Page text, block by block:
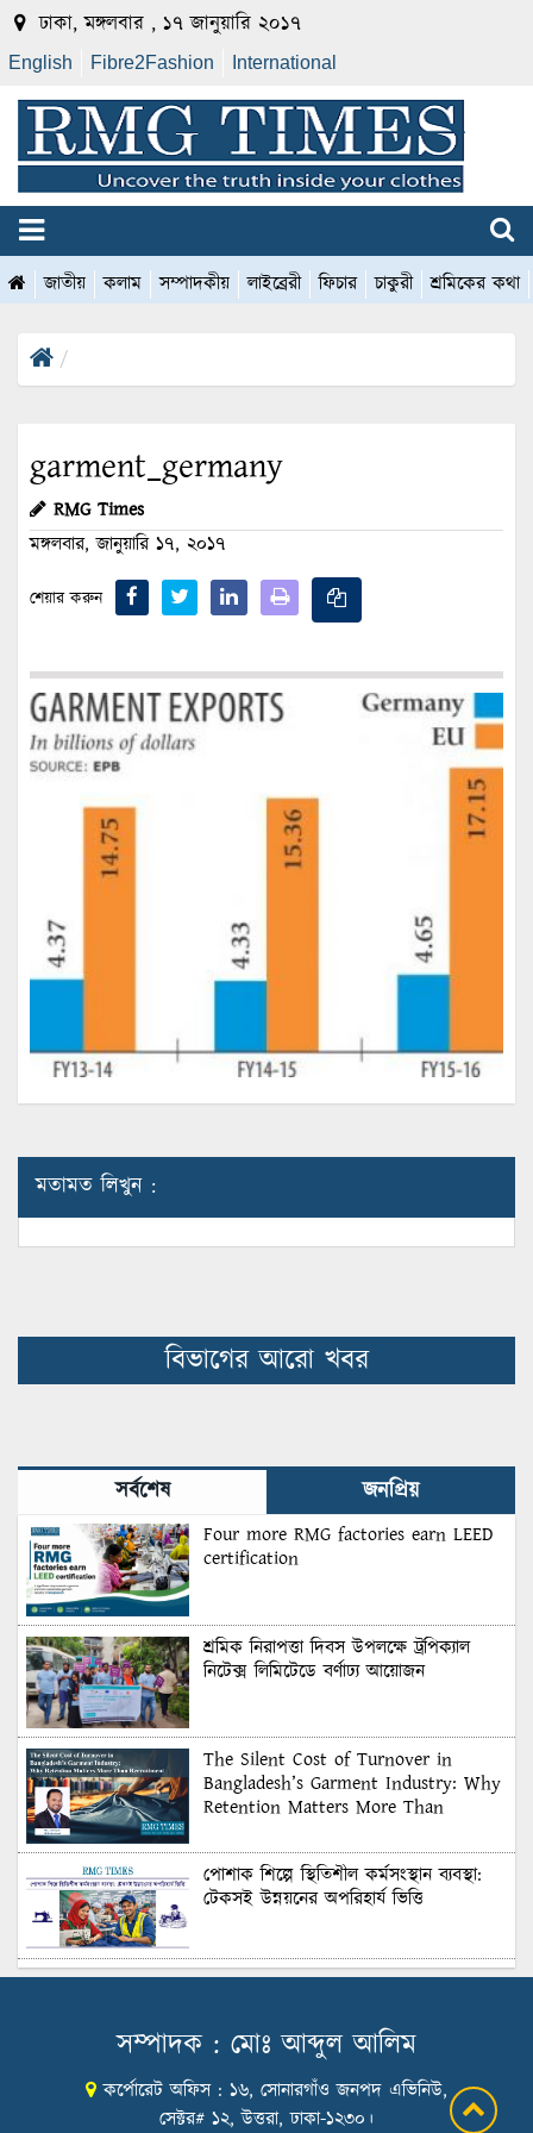
ঢাকা, মঙ্গলবার , ১৭ জানুয়ারি ২০১৭
English Fibre2Fashion International
জাতীয় কলাম সম্পাদকীয় লাইব্রেরী ফিচার চাকুরী শ্রমিকের কথা
garment_germany
RMG Times
মঙ্গলবার, জানুয়ারি ১৭, ২০১৭
শেয়ার করুন
মতামত লিখুন :
বিভাগের আরো খবর
সর্বশেষ জনপ্রিয়
Four more RMG factories earn LEED
certification
শ্রমিক নিরাপত্তা দিবস উপলক্ষে ট্রপিক্যাল
নিটেক্স লিমিটেডে বর্ণাঢ্য আয়োজন
The Silent Cost of Turnover in
Bangladesh’s Garment Industry: Why
Retention Matters More Than
পোশাক শিল্পে স্থিতিশীল কর্মসংস্থান ব্যবস্থা:
টেকসই উন্নয়নের অপরিহার্য ভিত্তি
শুল্কের দেয়াল ভাঙার সুযোগ: মার্কিন বাজারে
Honoring Excellence: Texstream
Fashion Ltd. Rewards Best Workers–
সম্পাদক : মোঃ আব্দুল আলিম
কর্পোরেট অফিস : ১৬, সোনারগাঁও জনপদ এভিনিউ,
সেক্টর# ১২, উত্তরা, ঢাকা-১২৩০।